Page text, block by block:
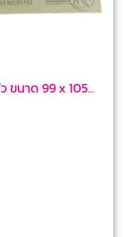
ขนาด 99 x 105